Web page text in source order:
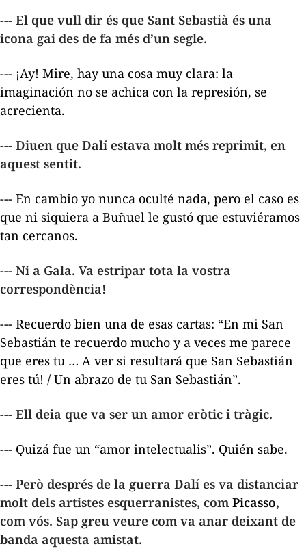
--- El que vull dir és que Sant Sebastià és una
icona gai des de fa més d’un segle.
--- ¡Ay! Mire, hay una cosa muy clara: la
imaginación no se achica con la represión, se
acrecienta.
--- Diuen que Dalí estava molt més reprimit, en
aquest sentit.
--- En cambio yo nunca oculté nada, pero el caso es
que ni siquiera a Buñuel le gustó que estuviéramos
tan cercanos.
--- Ni a Gala. Va estripar tota la vostra
correspondència!
--- Recuerdo bien una de esas cartas: “En mi San
Sebastián te recuerdo mucho y a veces me parece
que eres tu … A ver si resultará que San Sebastián
eres tú! / Un abrazo de tu San Sebastián”.
--- Ell deia que va ser un amor eròtic i tràgic.
--- Quizá fue un “amor intelectualis”. Quién sabe.
--- Però després de la guerra Dalí es va distanciar
molt dels artistes esquerranistes, com Picasso,
com vós. Sap greu veure com va anar deixant de
banda aquesta amistat.